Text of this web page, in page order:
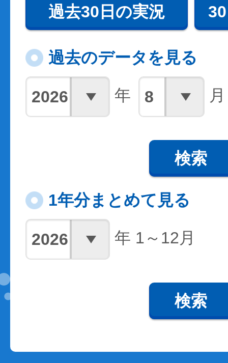
過去30日の実況
過去のデータを見る
年 月
検索
1年分まとめて見る
年 1～12月
検索